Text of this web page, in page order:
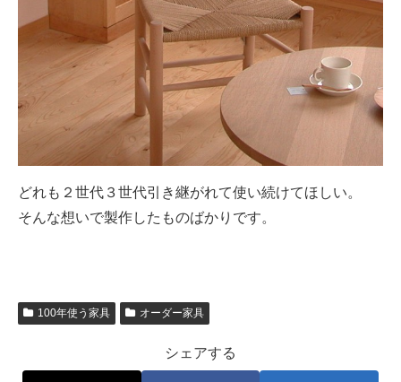
どれも２世代３世代引き継がれて使い続けてほしい。
そんな想いで製作したものばかりです。
100年使う家具 オーダー家具
シェアする